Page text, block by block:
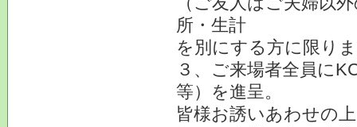
所・生計
を別にする方に限り
３、ご来場者全員に
等）を進呈。
皆様お誘いあわせの